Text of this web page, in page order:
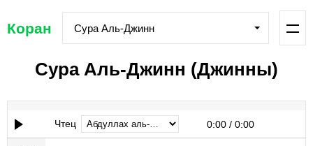
Коран Сура Аль-Джинн
Сура Аль-Джинн (Джинны)
Чтец 0:00 / 0:00